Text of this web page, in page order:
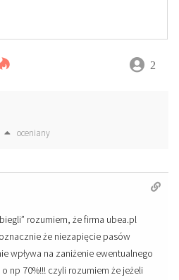
2
oceniany
rozumiem, że firma ubea.pl
że niezapięcie pasów
wpływa na zaniżenie ewentualnego
np 70%!!! czyli rozumiem że jeżeli